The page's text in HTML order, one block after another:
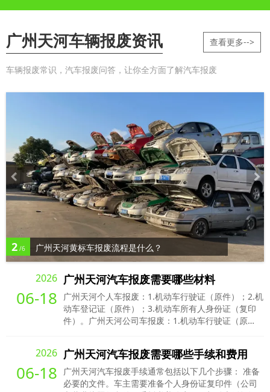
广州天河车辆报废资讯
车辆报废常识，汽车报废问答，让你全方面了解汽车报废
查看更多-->
2/6 广州天河黄标车报废流程是什么？
2026
06-18
广州天河汽车报废需要哪些材料
广州天河个人车报废：1.机动车行驶证（原件）；2.机
动车登记证（原件）；3.机动车所有人身份证（复印
件）。广州天河公司车报废：1.机动车行驶证（原
2026
06-18
广州天河汽车报废需要哪些手续和费用
广州天河汽车报废手续通常包括以下几个步骤： 准备
必要的文件。车主需要准备个人身份证复印件（公司